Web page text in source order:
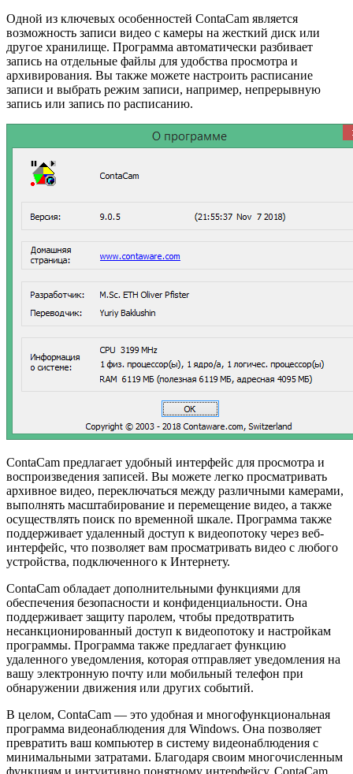
Одной из ключевых особенностей ContaCam является
возможность записи видео с камеры на жесткий диск или
другое хранилище. Программа автоматически разбивает
запись на отдельные файлы для удобства просмотра и
архивирования. Вы также можете настроить расписание
записи и выбрать режим записи, например, непрерывную
запись или запись по расписанию.
ContaCam предлагает удобный интерфейс для просмотра и
воспроизведения записей. Вы можете легко просматривать
архивное видео, переключаться между различными камерами,
выполнять масштабирование и перемещение видео, а также
осуществлять поиск по временной шкале. Программа также
поддерживает удаленный доступ к видеопотоку через веб-
интерфейс, что позволяет вам просматривать видео с любого
устройства, подключенного к Интернету.
ContaCam обладает дополнительными функциями для
обеспечения безопасности и конфиденциальности. Она
поддерживает защиту паролем, чтобы предотвратить
несанкционированный доступ к видеопотоку и настройкам
программы. Программа также предлагает функцию
удаленного уведомления, которая отправляет уведомления на
вашу электронную почту или мобильный телефон при
обнаружении движения или других событий.
В целом, ContaCam — это удобная и многофункциональная
программа видеонаблюдения для Windows. Она позволяет
превратить ваш компьютер в систему видеонаблюдения с
минимальными затратами. Благодаря своим многочисленным